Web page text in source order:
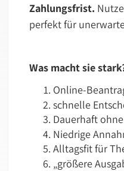
Zahlungsfrist.
perfekt für
Was macht sie
Online-
schnelle
Dauerhaft
Niedrige
Alltagsfit für
„größere